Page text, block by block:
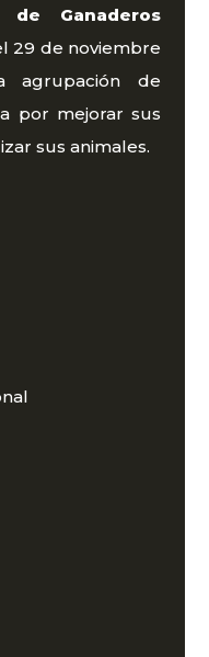
de Ganaderos
29 de noviembre
agrupación de
por mejorar sus
sus animales.